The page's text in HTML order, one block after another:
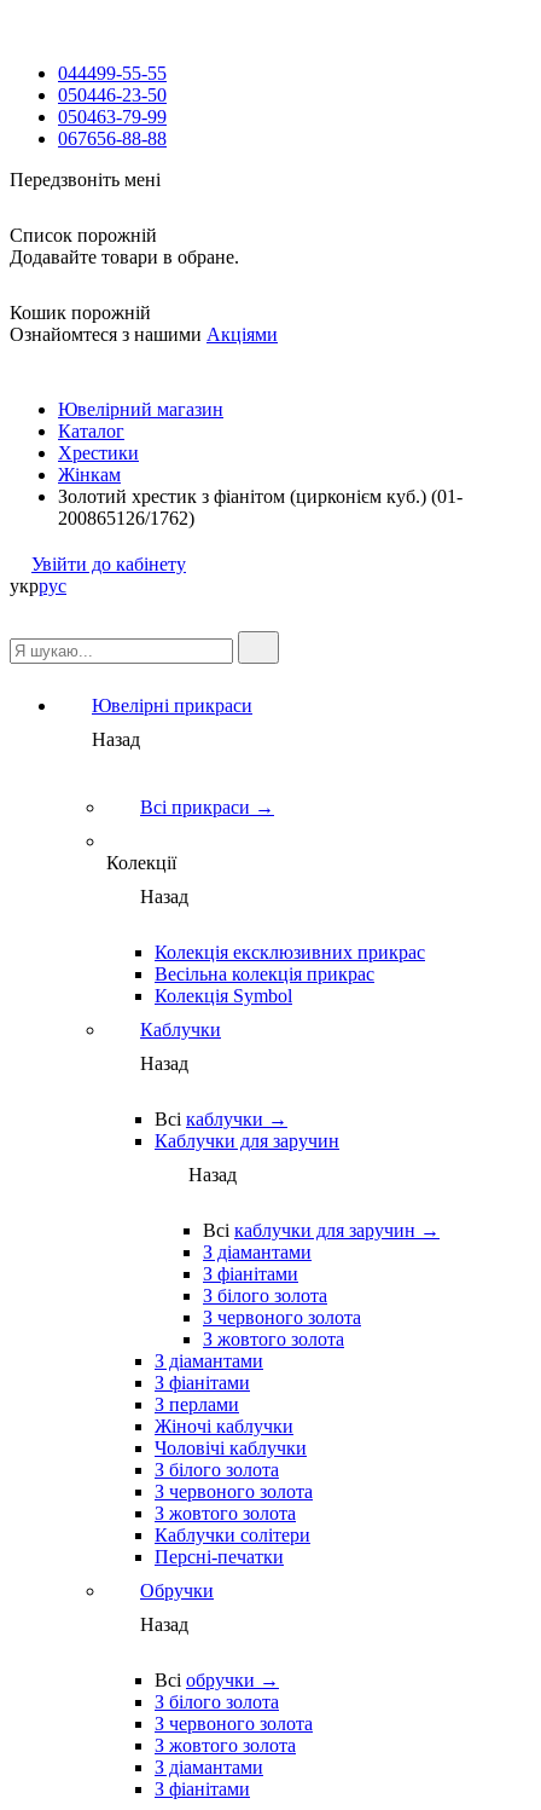
044499-55-55
050446-23-50
050463-79-99
067656-88-88
Передзвоніть мені
Список порожній
Додавайте товари в обране.
Кошик порожній
Ознайомтеся з нашими Акціями
Ювелірний магазин
Каталог
Хрестики
Жінкам
Золотий хрестик з фіанітом (цирконієм куб.) (01-
200865126/1762)
Увійти до кабінету
укррус
Ювелірні прикраси
Назад
Всі прикраси →
Колекції
Назад
Колекція ексклюзивних прикрас
Весільна колекція прикрас
Колекція Symbol
Каблучки
Назад
Всі каблучки →
Каблучки для заручин
Назад
Всі каблучки для заручин →
З діамантами
З фіанітами
З білого золота
З червоного золота
З жовтого золота
З діамантами
З фіанітами
З перлами
Жіночі каблучки
Чоловічі каблучки
З білого золота
З червоного золота
З жовтого золота
Каблучки солітери
Персні-печатки
Обручки
Назад
Всі обручки →
З білого золота
З червоного золота
З жовтого золота
З діамантами
З фіанітами